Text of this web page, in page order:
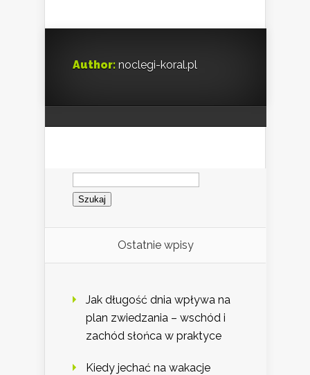
Author: noclegi-koral.pl
Szukaj:
Ostatnie wpisy
Jak długość dnia wpływa na
plan zwiedzania – wschód i
zachód słońca w praktyce
Kiedy jechać na wakacje